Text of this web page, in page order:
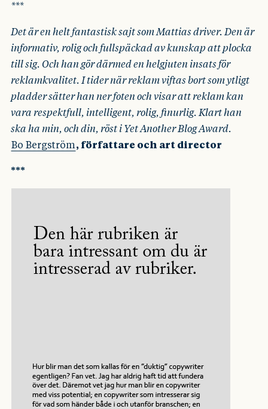
***
Det är en helt fantastisk sajt som Mattias driver. Den är
informativ, rolig och fullspäckad av kunskap att plocka
till sig. Och han gör därmed en helgjuten insats för
reklamkvalitet. I tider när reklam viftas bort som ytligt
pladder sätter han ner foten och visar att reklam kan
vara respektfull, intelligent, rolig, finurlig. Klart han
ska ha min, och din, röst i Yet Another Blog Award.
Bo Bergström, författare och art director
***